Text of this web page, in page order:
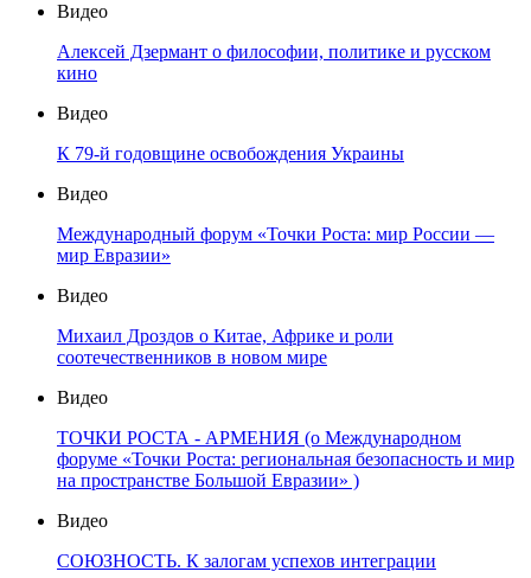
Видео
Алексей Дзермант о философии, политике и русском
кино
Видео
К 79-й годовщине освобождения Украины
Видео
Международный форум «Точки Роста: мир России —
мир Евразии»
Видео
Михаил Дроздов о Китае, Африке и роли
соотечественников в новом мире
Видео
ТОЧКИ РОСТА - АРМЕНИЯ (о Международном
форуме «Точки Роста: региональная безопасность и мир
на пространстве Большой Евразии» )
Видео
СОЮЗНОСТЬ. К залогам успехов интеграции